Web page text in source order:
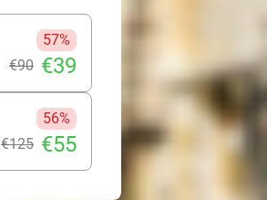
57%
€90 €39
56%
€125 €55